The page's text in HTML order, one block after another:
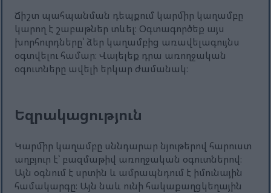
Ճիշտ պահպանման դեպքում կարմիր կաղամբը
կարող է շաբաթներ տևել։ Օգտագործեք այս
խորհուրդները՝ ձեր կաղամբից առավելագույնս
օգտվելու համար։ Վայելեք դրա առողջական
օգուտները ավելի երկար ժամանակ։
Եզրակացություն
Կարմիր կաղամբը սննդարար նյութերով հարուստ
աղբյուր է՝ բազմաթիվ առողջական օգուտներով։
Այն օգնում է սրտին և ամրապնդում է իմունային
համակարգը։ Այն նաև ունի հակաքաղցկեղային